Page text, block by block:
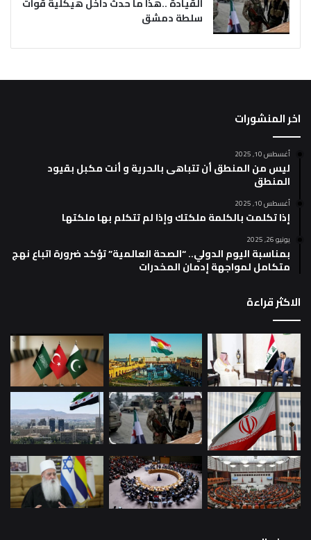
القيادة ..هذا ما حدث داخل هيكلية قوات
سلطة دمشق
اخر المنشورات
أغسطس 10, 2025
ليس من المنطق أن تتباهى بالحرية و أنت مكبل بقيود
المنطق
أغسطس 10, 2025
إذا تكلمت بالكلمة ملكتك وإذا لم تتكلم بها ملكتها
يونيو 26, 2025
بمناسبة اليوم الدولي.. “الصحة العالمية” تؤكد ضرورة اتباع نهج
متكامل لمواجهة إدمان المخدرات
الاكثر قراءة